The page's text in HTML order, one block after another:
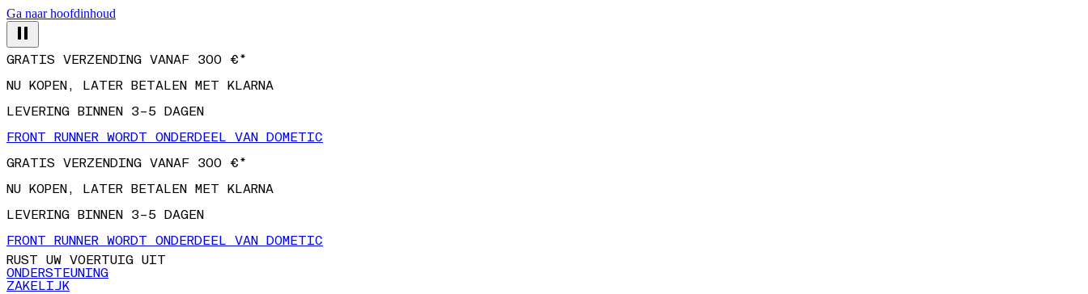
Ga naar hoofdinhoud
GRATIS VERZENDING VANAF 300 €*
NU KOPEN, LATER BETALEN MET KLARNA
LEVERING BINNEN 3–5 DAGEN
FRONT RUNNER WORDT ONDERDEEL VAN DOMETIC
GRATIS VERZENDING VANAF 300 €*
NU KOPEN, LATER BETALEN MET KLARNA
LEVERING BINNEN 3–5 DAGEN
FRONT RUNNER WORDT ONDERDEEL VAN DOMETIC
RUST UW VOERTUIG UIT
ONDERSTEUNING
ZAKELIJK